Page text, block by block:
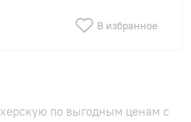
В избранное
по выгодным ценам с